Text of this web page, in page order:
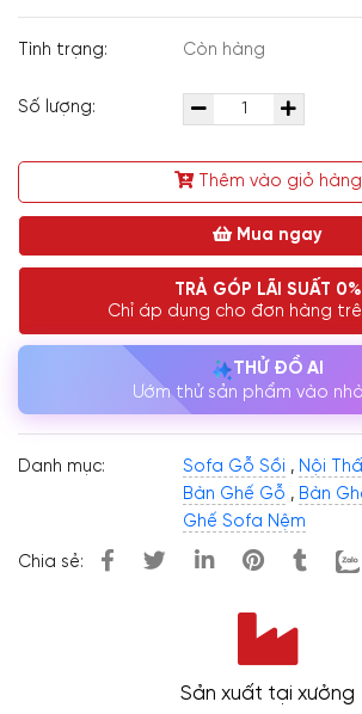
Tình trạng: Còn hàng
Số lượng:
Thêm vào giỏ hàng
Mua ngay
TRẢ GÓP LÃI SUẤT 0%
Chỉ áp dụng cho đơn hàng
THỬ ĐỒ AI
Ướm thử sản phẩm vào
Danh mục: Sofa Gỗ Sồi , Nội
Bàn Ghế Gỗ , Bàn
Ghế Sofa Nệm
Chia sẻ:
Sản xuất tại xưởng